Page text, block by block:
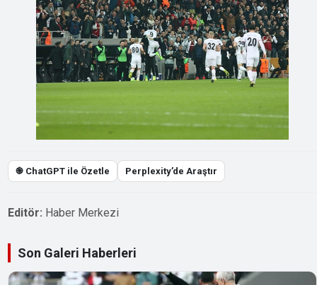
֎ ChatGPT ile Özetle Perplexity’de Araştır
Editör: Haber Merkezi
Son Galeri Haberleri